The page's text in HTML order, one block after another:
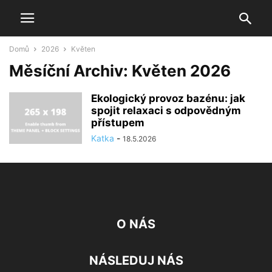
Domů 2026 Květen
Měsíční Archiv: Květen 2026
Ekologický provoz bazénu: jak
spojit relaxaci s odpovědným
přístupem
Katka - 18.5.2026
O NÁS
NÁSLEDUJ NÁS